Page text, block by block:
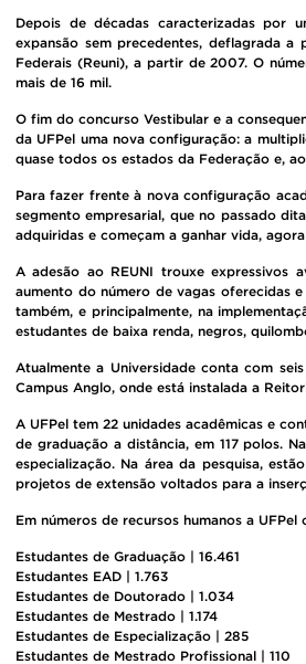
Depois de décadas caracterizadas por
expansão sem precedentes, deflagrada
Federais (Reuni), a partir de 2007. O
mais de 16 mil.
O fim do concurso Vestibular e a
da UFPel uma nova configuração: a
quase todos os estados da Federação e,
Para fazer frente à nova configuração
segmento empresarial, que no passado
adquiridas e começam a ganhar vida,
A adesão ao REUNI trouxe expressivos
aumento do número de vagas oferecidas
também, e principalmente, na
estudantes de baixa renda, negros,
Atualmente a Universidade conta com seis
Campus Anglo, onde está instalada a
A UFPel tem 22 unidades acadêmicas e
de graduação a distância, em 117 polos.
especialização. Na área da pesquisa,
projetos de extensão voltados para a
Em números de recursos humanos a UFPel
Estudantes de Graduação | 16.461
Estudantes EAD | 1.763
Estudantes de Doutorado | 1.034
Estudantes de Mestrado | 1.174
Estudantes de Especialização | 285
Estudantes de Mestrado Profissional | 110